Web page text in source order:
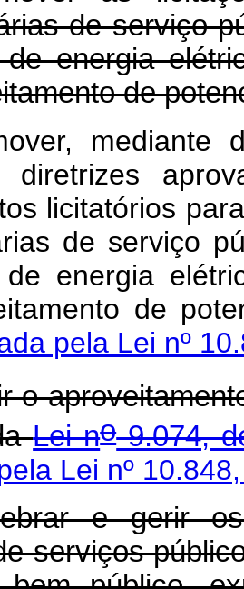
de serviço
de energia
de
mediante
diretrizes
licitatórios
de serviço
de energia
pela Lei nº
o
Lei no9.074,
Lei nº
e gerir
serviços